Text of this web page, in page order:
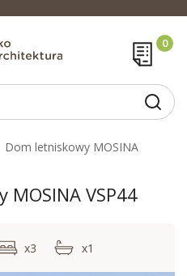
Dom letniskowy MOSINA
VSP44
x3 x1